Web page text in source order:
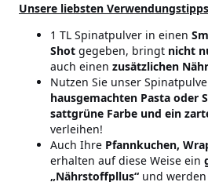
Unsere liebsten
1 TL Spinatpulver in einen
Shot gegeben, bringt nicht
auch einen zusätzlichen
Nutzen Sie unser
hausgemachten Pasta oder
sattgrüne Farbe und ein
verleihen!
Auch Ihre Pfannkuchen,
erhalten auf diese Weise ein
„Nährstoffpllus“ und werden